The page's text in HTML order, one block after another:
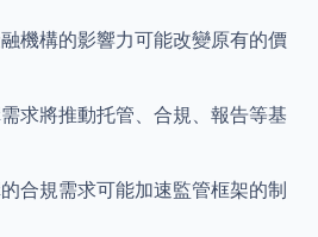
融機構的影響力可能改變原有的價
需求將推動托管、合規、報告等基
的合規需求可能加速監管框架的制